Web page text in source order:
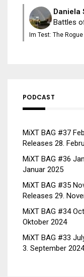
Daniela
Battles
Im Test: The
PODCAST
MiXT BAG #37
Releases 28.
MiXT BAG #36
Januar 2025
MiXT BAG #35
Releases 29.
MiXT BAG #34
Oktober 2024
MiXT BAG #33
3. September 2024